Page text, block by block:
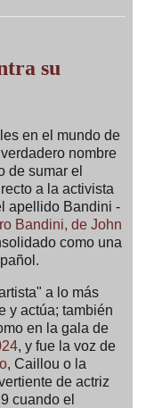
su
en el mundo de
nombre
de sumar el
a la activista
apellido Bandini -
Bandini, de John
como una
a lo más
y actúa; también
en la gala de
, y fue la voz de
, Caillou o la
de actriz
cuando el